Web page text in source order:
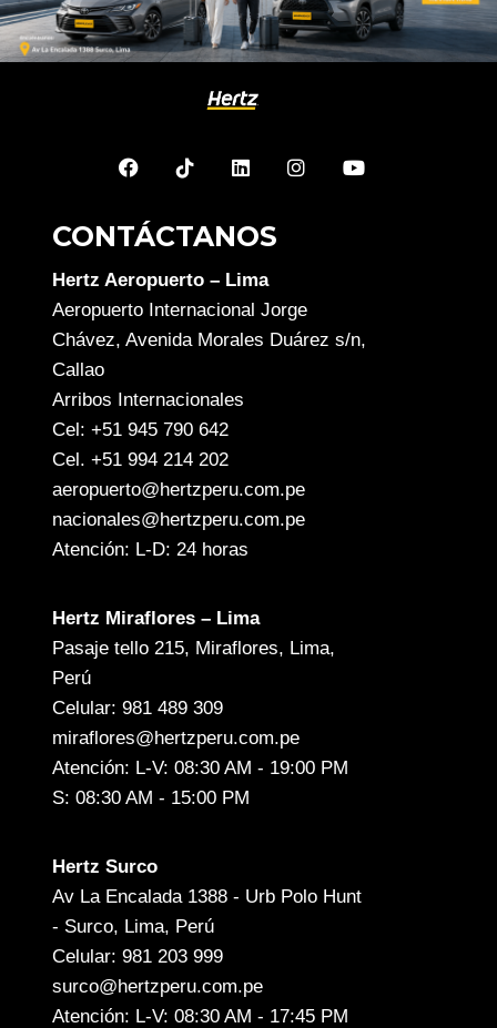
CONTÁCTANOS
Hertz Aeropuerto – Lima
Aeropuerto Internacional Jorge
Chávez, Avenida Morales Duárez s/n,
Callao
Arribos Internacionales
Cel: +51 945 790 642
Cel. +51 994 214 202
aeropuerto@hertzperu.com.pe
nacionales@hertzperu.com.pe
Atención: L-D: 24 horas
Hertz Miraflores – Lima
Pasaje tello 215, Miraflores, Lima,
Perú
Celular: 981 489 309
miraflores@hertzperu.com.pe
Atención: L-V: 08:30 AM - 19:00 PM
S: 08:30 AM - 15:00 PM
Hertz Surco
Av La Encalada 1388 - Urb Polo Hunt
- Surco, Lima, Perú
Celular: 981 203 999
surco@hertzperu.com.pe
Atención: L-V: 08:30 AM - 17:45 PM